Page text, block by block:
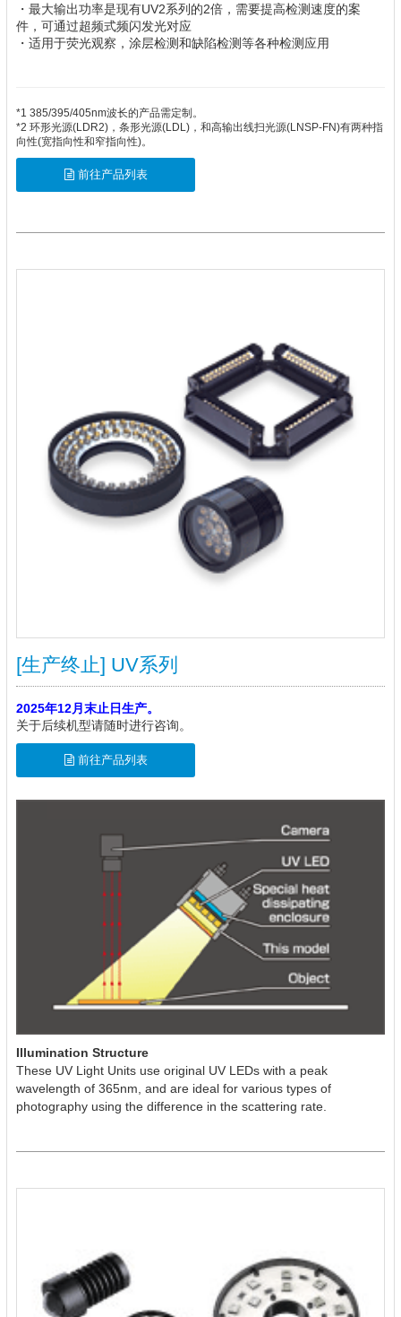
・最大输出功率是现有UV2系列的2倍，需要提高检测速度的案
件，可通过超频式频闪发光对应
・适用于荧光观察，涂层检测和缺陷检测等各种检测应用
*1 385/395/405nm波长的产品需定制。
*2 环形光源(LDR2)，条形光源(LDL)，和高输出线扫光源(LNSP-FN)有两种指
向性(宽指向性和窄指向性)。
前往产品列表
[生产终止] UV系列
2025年12月末止日生产。
关于后续机型请随时进行咨询。
前往产品列表
Illumination Structure
These UV Light Units use original UV LEDs with a peak
wavelength of 365nm, and are ideal for various types of
photography using the difference in the scattering rate.